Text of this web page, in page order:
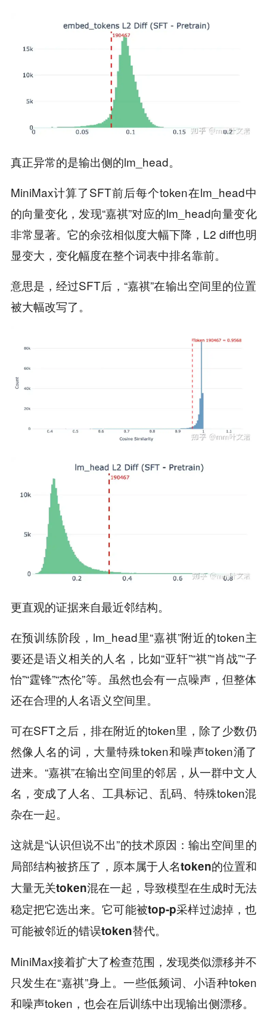
真正异常的是输出侧的lm_head。
MiniMax计算了SFT前后每个token在lm_head中
的向量变化，发现“嘉祺”对应的lm_head向量变化
非常显著。它的余弦相似度大幅下降，L2 diff也明
显变大，变化幅度在整个词表中排名靠前。
意思是，经过SFT后，“嘉祺”在输出空间里的位置
被大幅改写了。
更直观的证据来自最近邻结构。
在预训练阶段，lm_head里“嘉祺”附近的token主
要还是语义相关的人名，比如“亚轩”“祺”“肖战”“子
怡”“霆锋”“杰伦”等。虽然也会有一点噪声，但整体
还在合理的人名语义空间里。
可在SFT之后，排在附近的token里，除了少数仍
然像人名的词，大量特殊token和噪声token涌了
进来。“嘉祺”在输出空间里的邻居，从一群中文人
名，变成了人名、工具标记、乱码、特殊token混
杂在一起。
这就是“认识但说不出”的技术原因：输出空间里的
局部结构被挤压了，原本属于人名token的位置和
大量无关token混在一起，导致模型在生成时无法
稳定把它选出来。它可能被top-p采样过滤掉，也
可能被邻近的错误token替代。
MiniMax接着扩大了检查范围，发现类似漂移并不
只发生在“嘉祺”身上。一些低频词、小语种token
和噪声token，也会在后训练中出现输出侧漂移。